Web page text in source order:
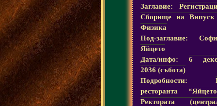
Заглавие:
Сборище на Випуск
Физика
Под-заглавие:
Яйцето
Дата/инфо: 6
2036 (събота)
Подробности:
ресторанта
Ректората